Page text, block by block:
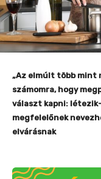
„Az elmúlt több mint
számomra, hogy
választ kapni:
megfelelőnek
elvárásnak